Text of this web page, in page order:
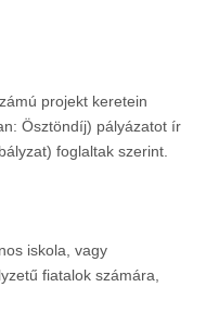
projekt keretein
Ösztöndíj) pályázatot ír
foglaltak szerint.
iskola, vagy
fiatalok számára,